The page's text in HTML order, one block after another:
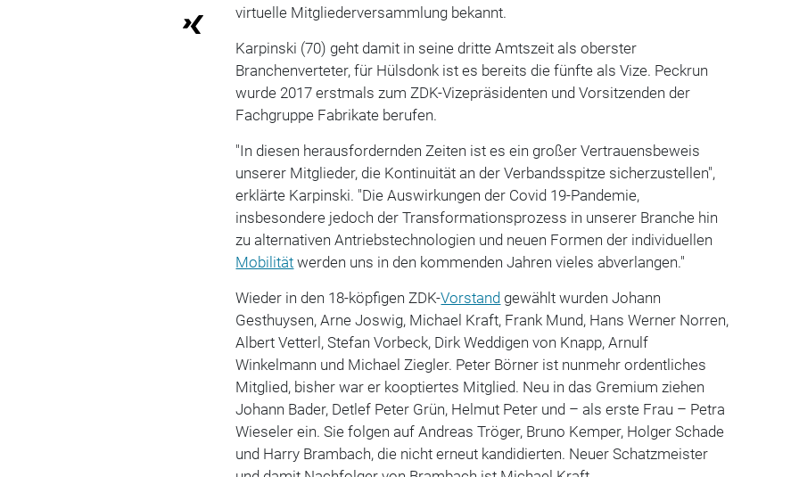
virtuelle Mitgliederversammlung bekannt.
Karpinski (70) geht damit in seine dritte Amtszeit als oberster
Branchenverteter, für Hülsdonk ist es bereits die fünfte als Vize. Peckrun
wurde 2017 erstmals zum ZDK-Vizepräsidenten und Vorsitzenden der
Fachgruppe Fabrikate berufen.
"In diesen herausfordernden Zeiten ist es ein großer Vertrauensbeweis
unserer Mitglieder, die Kontinuität an der Verbandsspitze sicherzustellen",
erklärte Karpinski. "Die Auswirkungen der Covid 19-Pandemie,
insbesondere jedoch der Transformationsprozess in unserer Branche hin
zu alternativen Antriebstechnologien und neuen Formen der individuellen
Mobilität werden uns in den kommenden Jahren vieles abverlangen."
Wieder in den 18-köpfigen ZDK-Vorstand gewählt wurden Johann
Gesthuysen, Arne Joswig, Michael Kraft, Frank Mund, Hans Werner Norren,
Albert Vetterl, Stefan Vorbeck, Dirk Weddigen von Knapp, Arnulf
Winkelmann und Michael Ziegler. Peter Börner ist nunmehr ordentliches
Mitglied, bisher war er kooptiertes Mitglied. Neu in das Gremium ziehen
Johann Bader, Detlef Peter Grün, Helmut Peter und – als erste Frau – Petra
Wieseler ein. Sie folgen auf Andreas Tröger, Bruno Kemper, Holger Schade
und Harry Brambach, die nicht erneut kandidierten. Neuer Schatzmeister